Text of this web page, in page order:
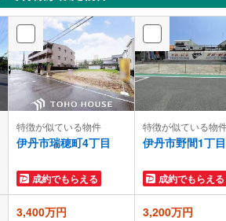
特徴が似ている物件
伊丹市瑞穂町4丁目
成約でもらえる
特徴が似ている物
伊丹市野間1丁目
成約でもらえる
3,400万円 3,200万円